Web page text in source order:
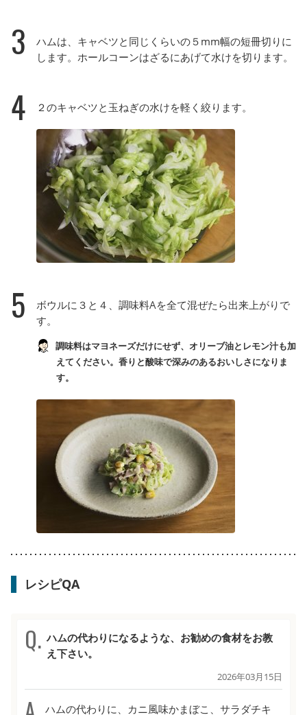
3
ハムは、キャベツと同じくらいの５mm幅の短冊切りに
します。ホールコーンはざるにあげて水けを切ります。
4 ２のキャベツと玉ねぎの水けを軽く絞ります。
5
ボウルに３と４、調味料Aを全て混ぜたら出来上がりで
す。
調味料はマヨネーズだけにせず、オリーブ油とレモン汁も加
えてください。香りと酸味で深みのあるおいしさになりま
す。
レシピQA
ハムの代わりになるような、お勧めの食材をお教
え下さい。
2026年03月15日
ハムの代わりに、カニ風味かまぼこ、サラダチキ